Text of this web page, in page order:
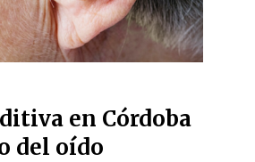
en Córdoba
del oído